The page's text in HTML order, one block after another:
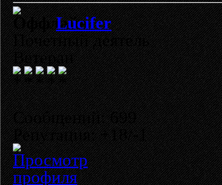
Lucifer
Почетный деятель
Ветеран
Сообщений: 699
Репутация: +18/-1